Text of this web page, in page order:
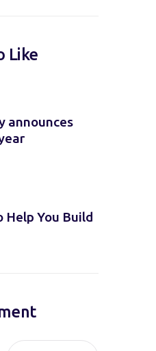
Like
announces
Help You Build